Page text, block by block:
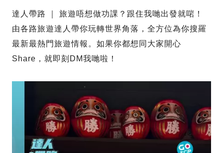
達人帶路 ｜ 旅遊唔想做功課？跟住我哋出發就啱！
由各路旅遊達人帶你玩轉世界角落，全方位為你搜羅
最新最熱門旅遊情報。如果你都想同大家開心
Share，就即刻DM我哋啦！